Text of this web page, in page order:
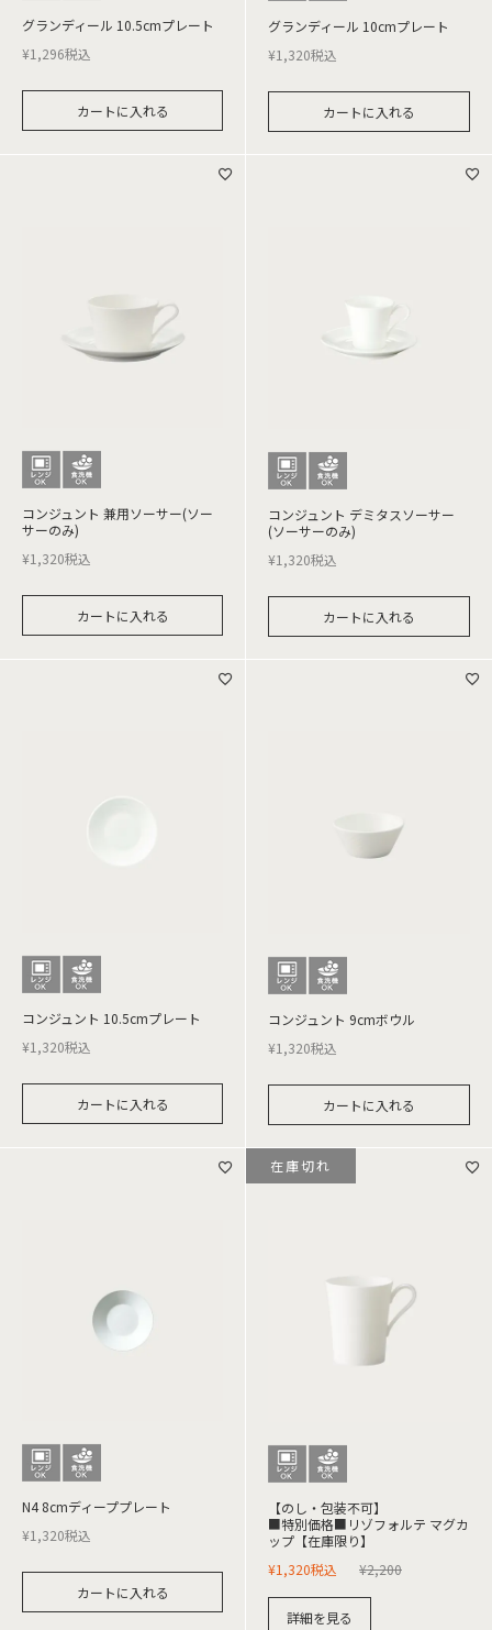
グランディール 10.5cmプレート
¥1,296税込
カートに入れる
グランディール 10cmプレート
¥1,320税込
カートに入れる
コンジュント 兼用ソーサー(ソー
サーのみ)
¥1,320税込
カートに入れる
コンジュント デミタスソーサー
(ソーサーのみ)
¥1,320税込
カートに入れる
コンジュント 10.5cmプレート
¥1,320税込
カートに入れる
コンジュント 9cmボウル
¥1,320税込
カートに入れる
N4 8cmディーププレート
¥1,320税込
カートに入れる
【のし・包装不可】
■特別価格■リゾフォルテ マグカ
ップ【在庫限り】
¥2,200
¥1,320税込
詳細を見る
在庫切れ